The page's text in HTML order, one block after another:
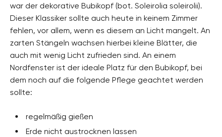
war der dekorative Bubikopf (bot. Soleirolia soleirolii).
Dieser Klassiker sollte auch heute in keinem Zimmer
fehlen, vor allem, wenn es diesem an Licht mangelt. An
zarten Stängeln wachsen hierbei kleine Blätter, die
auch mit wenig Licht zufrieden sind. An einem
Nordfenster ist der ideale Platz für den Bubikopf, bei
dem noch auf die folgende Pflege geachtet werden
sollte:
regelmäßig gießen
Erde nicht austrocknen lassen